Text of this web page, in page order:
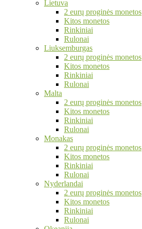
Lietuva
2 eurų proginės monetos
Kitos monetos
Rinkiniai
Rulonai
Liuksemburgas
2 eurų proginės monetos
Kitos monetos
Rinkiniai
Rulonai
Malta
2 eurų proginės monetos
Kitos monetos
Rinkiniai
Rulonai
Monakas
2 eurų proginės monetos
Kitos monetos
Rinkiniai
Rulonai
Nyderlandai
2 eurų proginės monetos
Kitos monetos
Rinkiniai
Rulonai